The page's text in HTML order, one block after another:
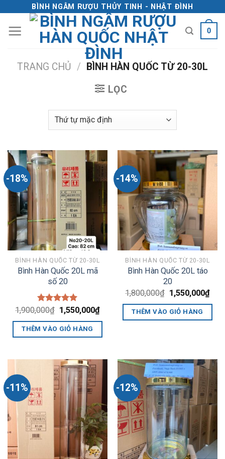
content
BÌNH NGÂM RƯỢU THỦY TINH - NHẬT ĐÌNH
0
TRANG CHỦ /
BÌNH HÀN QUỐC TỪ 20-30L
LỌC
-18%
BÌNH HÀN QUỐC TỪ 20-30L
Bình Hàn Quốc 20L mã
số 20
Được xếp
5 sao
1,900,000₫ Giá
gốc
là:
1,900,000₫.
1,550,000₫Giá
hiện
THÊM VÀO GIỎ HÀNG
-14%
BÌNH HÀN QUỐC TỪ 20-30L
Bình Hàn Quốc 20L táo
20
1,800,000₫ Giá
gốc
là:
1,800,000₫.
1,550,000₫Giá
hiện
THÊM VÀO GIỎ HÀNG
-11% -12%